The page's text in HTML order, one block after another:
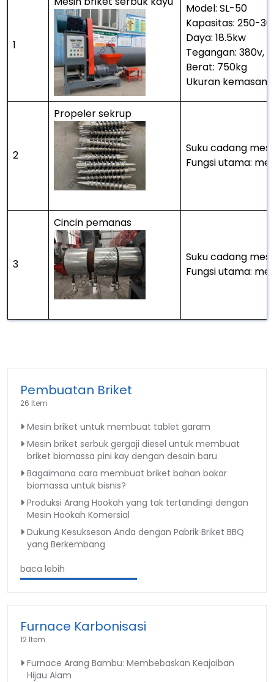
1
Model: SL-50
Kapasitas: 250-
Daya: 18.5kw
Tegangan: 380v,
Berat: 750kg
Ukuran
2
Propeler sekrup
Suku cadang
Fungsi utama:
3
Cincin pemanas
Suku cadang
Fungsi utama:
Pembuatan Briket
26 Item
Mesin briket untuk membuat tablet garam
Mesin briket serbuk gergaji diesel untuk membuat
briket biomassa pini kay dengan desain baru
Bagaimana cara membuat briket bahan bakar
biomassa untuk bisnis?
Produksi Arang Hookah yang tak tertandingi dengan
Mesin Hookah Komersial
Dukung Kesuksesan Anda dengan Pabrik Briket BBQ
yang Berkembang
baca lebih
Furnace Karbonisasi
12 Item
Furnace Arang Bambu: Membebaskan Keajaiban
Hijau Alam